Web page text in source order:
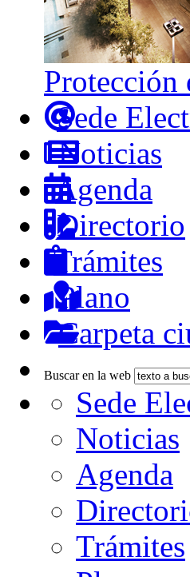
Protección
Sede
Noticias
Agenda
Directorio
Trámites
Plano
Carpeta
Buscar en la web
Sede
Noticias
Agenda
Trámites